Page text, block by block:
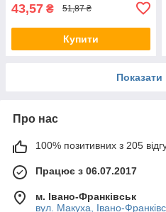
43,57 ₴ 51,87 ₴
Купити
Про нас
100% позитивних з 205
Працює з 06.07.2017
м. Івано-Франківськ
вул. Макуха, Івано-